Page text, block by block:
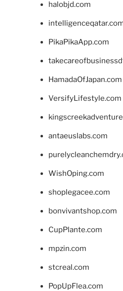
halobjd.com
PikaPikaApp.com
HamadaOfJapan.com
VersifyLifestyle.com
antaeuslabs.com
WishOping.com
shoplegacee.com
bonvivantshop.com
CupPlante.com
mpzin.com
stcreal.com
PopUpFlea.com